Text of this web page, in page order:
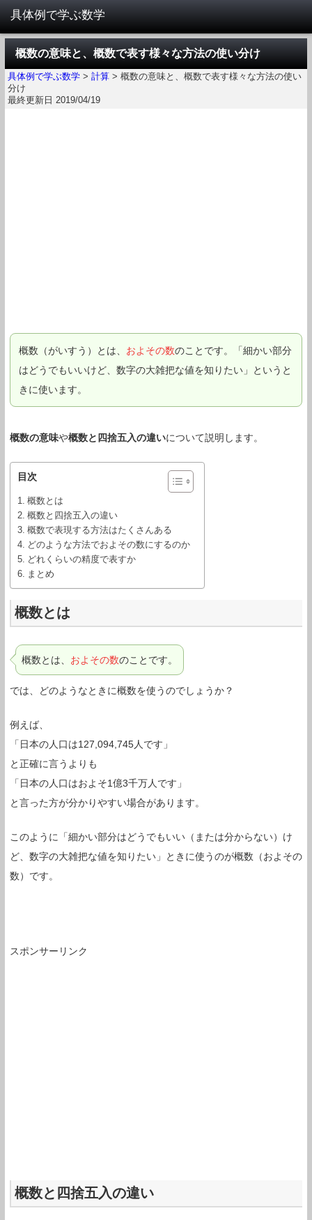
概数の意味と、概数で表す様々な方法の使い分け
具体例で学ぶ数学 > 計算 > 概数の意味と、概数で表す様々な方法の使い
分け
最終更新日 2019/04/19
概数（がいすう）とは、 およその数のことです。「細かい部分
はどうでもいいけど、数字の大雑把な値を知りたい」というと
きに使います。
概数の意味や概数と四捨五入の違いについて説明します。
目次
概数とは
概数と四捨五入の違い
概数で表現する方法はたくさんある
どのような方法でおよその数にするのか
どれくらいの精度で表すか
まとめ
概数とは
概数とは、 およその数のことです。
では、どのようなときに概数を使うのでしょうか？
例えば、
「日本の人口は127,094,745人です」
と正確に言うよりも
「日本の人口はおよそ1億3千万人です」
と言った方が分かりやすい場合があります。
このように「細かい部分はどうでもいい（または分からない）け
ど、数字の大雑把な値を知りたい」ときに使うのが概数（およその
数）です。
スポンサーリンク
概数と四捨五入の違い